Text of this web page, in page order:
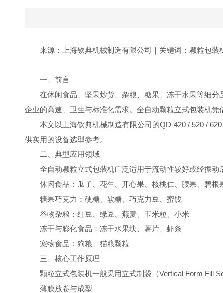
来源：上海钦典机械制造有限公司｜关键词：颗粒包
一、前言
在休闲食品、坚果炒货、杂粮、糖果、冻干水果等细
企业的高速、卫生与标准化需求。全自动颗粒立式包装机
本文以上海钦典机械制造有限公司的QD-420 / 520 /
供实用的设备选型参考。
二、典型应用领域
全自动颗粒立式包装机广泛适用于流动性较好或经振
休闲食品：瓜子、花生、开心果、核桃仁、腰果、碧根
糖果巧克力：硬糖、软糖、巧克力豆、蜜饯
谷物杂粮：红豆、绿豆、燕麦、玉米粒、小米
冻干与膨化食品：冻干水果块、薯片、虾条
宠物食品：狗粮、猫粮颗粒
三、核心工作原理
颗粒立式包装机一般采用立式制袋（Vertical Form Fill
薄膜放卷与成型